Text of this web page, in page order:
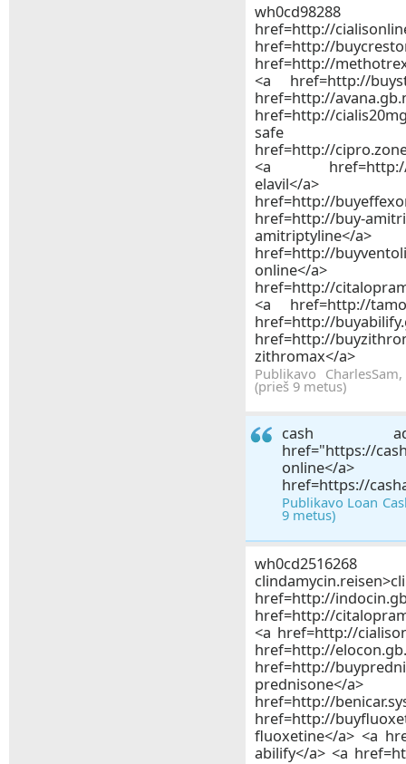
href=http://
href=http://
href=http://
<a href=http://
href=http://
href=http://
safe
href=http://
<a href=http://
href=http://
href=http://buy-
href=http://
href=http://
<a href=http://
href=http://
href=http://
zithromax</a>
Publikavo
(prieš 9 metus)
cash
href="https://
online</
href=https://
Publikavo Loan
9 metus)
href=http://
href=http://
<a href=http://
href=http://
href=http://
href=http://
href=http://
fluoxetine</a> <a
abilify</a> <a